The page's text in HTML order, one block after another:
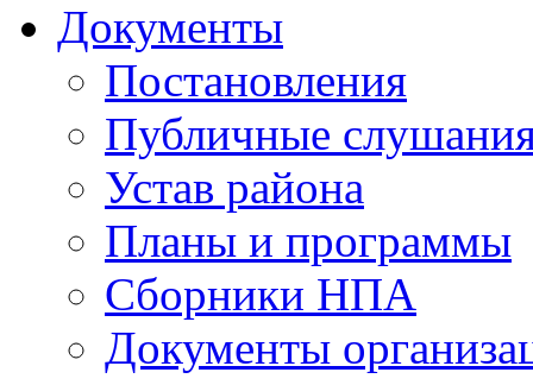
Документы
Постановления
Публичные
Устав района
Планы и программы
Сборники НПА
Документы